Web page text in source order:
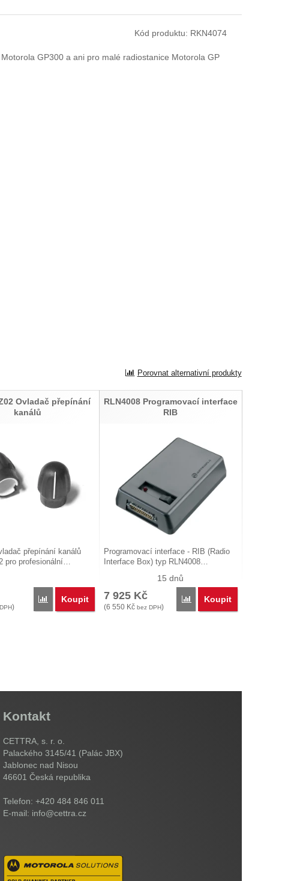
Kód produktu: RKN4074
GP300 a ani pro malé radiostanice Motorola GP
Porovnat alternativní produkty
Ovladač přepínání
kanálů
přepínání kanálů
pro profesionální…
)
Porovnat
Koupit
RLN4008 Programovací interface
RIB
Programovací interface - RIB (Radio
Interface Box) typ RLN4008…
15 dnů
7 925 Kč
(6 550 Kč bez DPH)
Porovnat
Koupit
Kontakt
CETTRA, s. r. o.
Palackého 3145/41 (Palác JBX)
Jablonec nad Nisou
46601 Česká republika
Telefon: +420 484 846 011
E-mail: info@cettra.cz